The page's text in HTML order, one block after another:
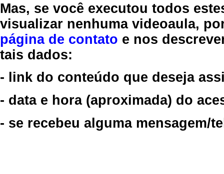
Mas, se você executou todos
visualizar nenhuma videoaula,
página de contato e nos
tais dados:
- link do conteúdo que deseja
- data e hora (aproximada) do
- se recebeu alguma mensagem/